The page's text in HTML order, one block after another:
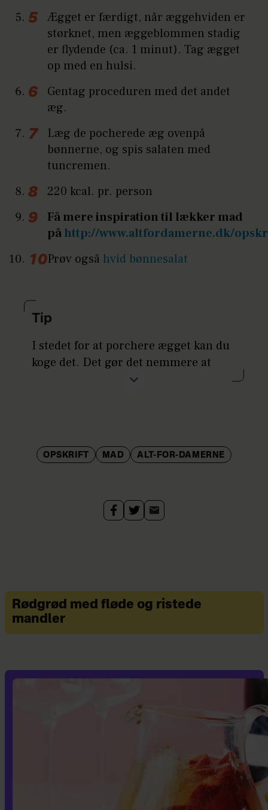
Ægget er færdigt, når æggehviden er
størknet, men æggeblommen stadig
er flydende (ca. 1 minut). Tag ægget
op med en hulsi.
Gentag proceduren med det andet
æg.
Læg de pocherede æg ovenpå
bønnerne, og spis salaten med
tuncremen.
220 kcal. pr. person
Få mere inspiration til lækker mad
påhttp://www.altfordamerne.dk/
Prøv også hvid bønnesalat
Tip
I stedet for at porchere ægget kan du
koge det. Det gør det nemmere at
tage retten med på job.
OPSKRIFT MAD ALT-FOR-DAMERNE
Rødgrød med fløde og ristede
mandler